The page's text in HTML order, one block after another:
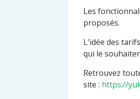
Les
proposés.
L'idée des
qui le
Retrouvez
site : https://